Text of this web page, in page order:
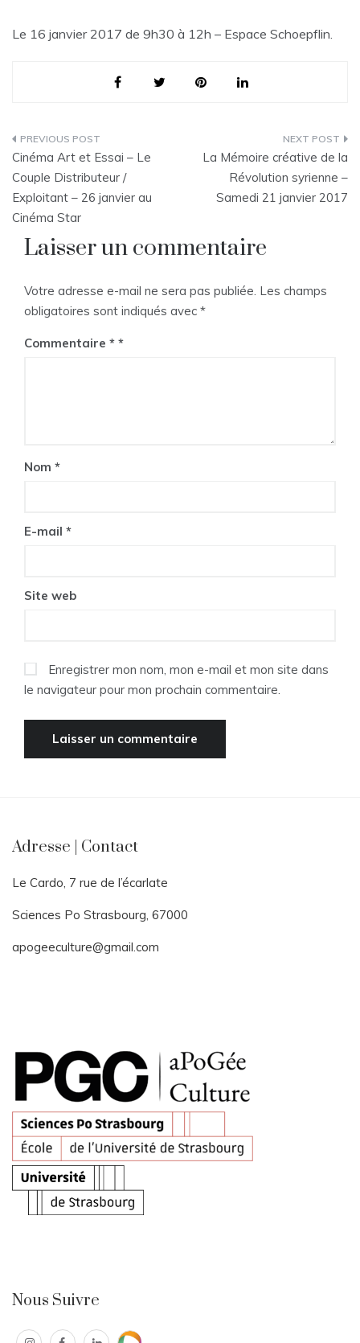
Le 16 janvier 2017 de 9h30 à 12h – Espace Schoepflin.
Navigation
de
l’article
Cinéma Art et Essai – Le
Couple Distributeur /
Exploitant – 26 janvier au
Cinéma Star
La Mémoire créative de la
Révolution syrienne –
Samedi 21 janvier 2017
Laisser un commentaire
Votre adresse e-mail ne sera pas publiée. Les champs
obligatoires sont indiqués avec *
Commentaire *
Nom *
E-mail *
Site web
Enregistrer mon nom, mon e-mail et mon site dans
le navigateur pour mon prochain commentaire.
Adresse | Contact
Le Cardo, 7 rue de l’écarlate
Sciences Po Strasbourg, 67000
apogeeculture@gmail.com
Nous Suivre